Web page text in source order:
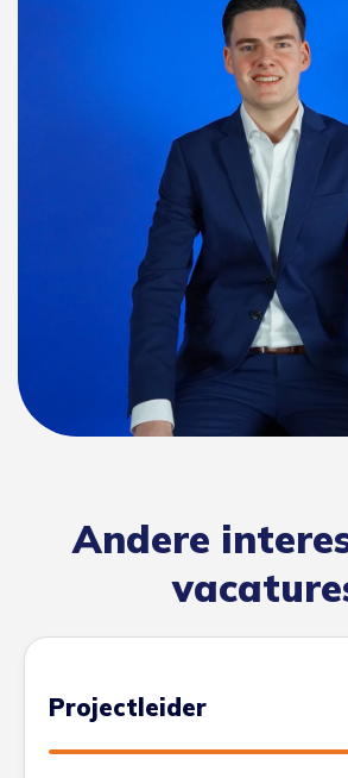
Andere
Projectleider